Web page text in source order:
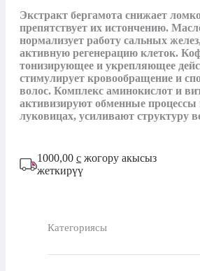
Экстракт бергамота снижает
препятствует их истончению.
нормализует работу сальных
активную регенерацию клеток.
тонизирующее и укрепляющее
стимулирует кровообращение и
волос. Комплекс аминокислот и
активизируют обменные
луковицах, усиливают структуру
1000,00 с жогору акысыз
жеткирүү
Категориясы